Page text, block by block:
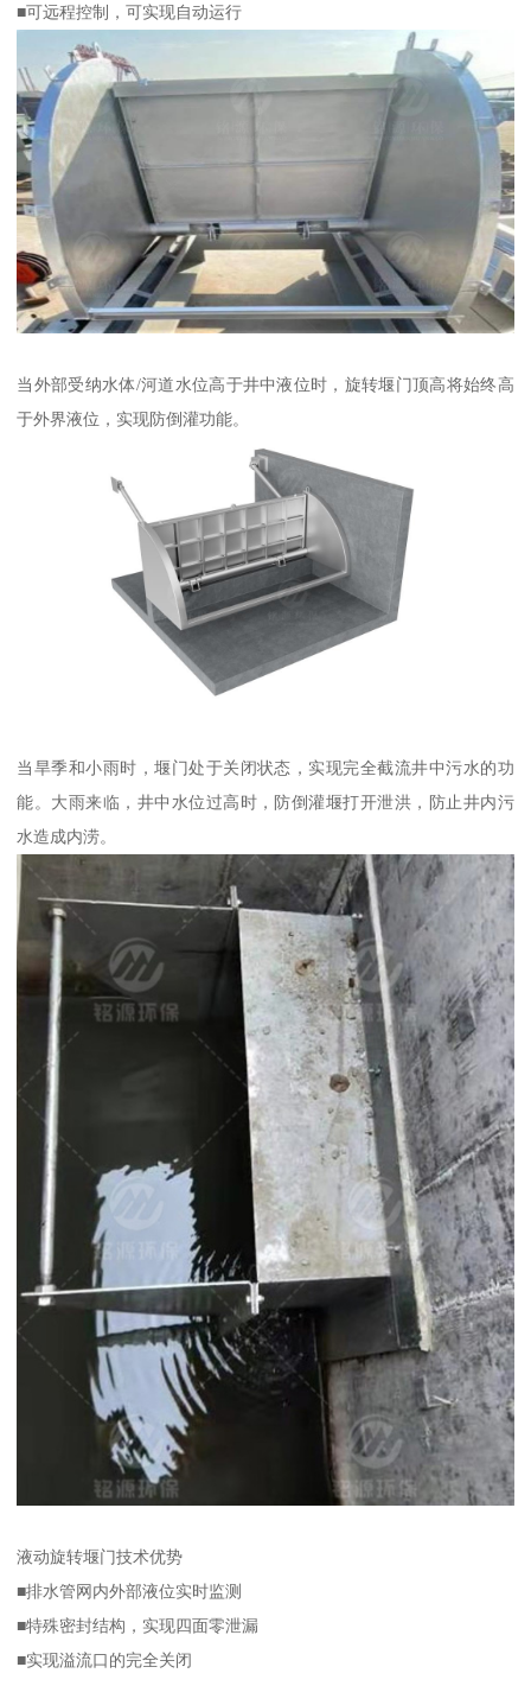
■可远程控制，可实现自动运行
当外部受纳水体/河道水位高于井中液位时，旋转堰门顶高将始终高
于外界液位，实现防倒灌功能。
当旱季和小雨时，堰门处于关闭状态，实现完全截流井中污水的功
能。大雨来临，井中水位过高时，防倒灌堰打开泄洪，防止井内污
水造成内涝。
液动旋转堰门技术优势
■排水管网内外部液位实时监测
■特殊密封结构，实现四面零泄漏
■实现溢流口的完全关闭